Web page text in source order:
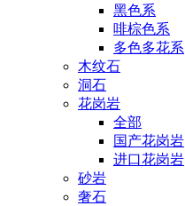
黑色系
啡棕色系
多色多花系
木纹石
洞石
花岗岩
全部
国产花岗岩
进口花岗岩
砂岩
奢石